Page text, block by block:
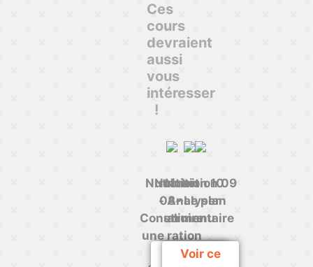
Ces
cours
devraient
aussi
vous
intéresser
!
Nutrition
08 -
Construire
une ration
et sa
Nutrition 10
- Analyser
un menu
Voir ce
Nutrition 09
- Le plan
alimentaire
Voir ce